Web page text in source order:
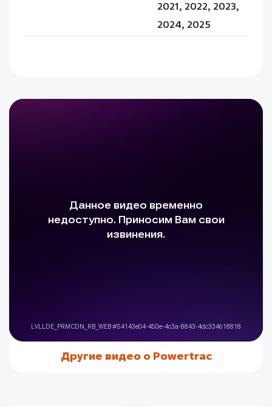
2021, 2022, 2023,
2024, 2025
Другие видео о Powertrac